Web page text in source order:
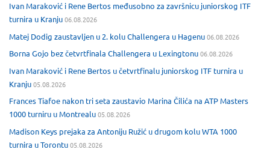
Ivan Maraković i Rene Bertos međusobno za završnicu juniorskog ITF
turnira u Kranju06.08.2026
Matej Dodig zaustavljen u 2. kolu Challengera u Hagenu06.08.2026
Borna Gojo bez četvrtfinala Challengera u Lexingtonu06.08.2026
Ivan Maraković i Rene Bertos u četvrtfinalu juniorskog ITF turnira u
Kranju05.08.2026
Frances Tiafoe nakon tri seta zaustavio Marina Čilića na ATP Masters
1000 turniru u Montrealu05.08.2026
Madison Keys prejaka za Antoniju Ružić u drugom kolu WTA 1000
turnira u Torontu05.08.2026